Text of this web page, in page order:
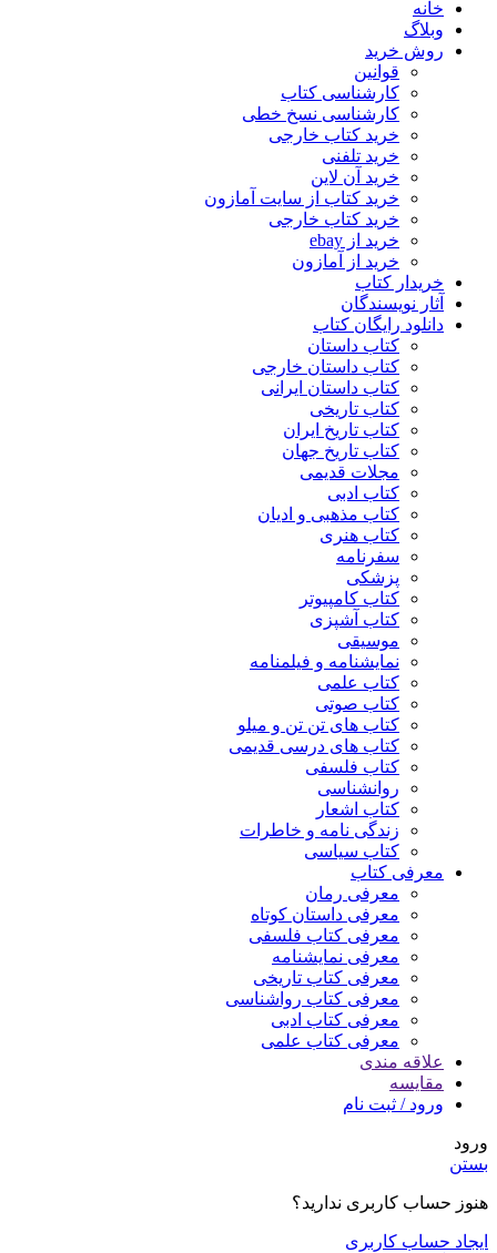
خانه
وبلاگ
روش خرید
قوانین
کارشناسی کتاب
کارشناسی نسخ خطی
خرید کتاب خارجی
خرید تلفنی
خرید آن لاین
خرید کتاب از سایت آمازون
خرید کتاب خارجی
خرید از ebay
خرید از آمازون
خریدار کتاب
آثار نویسندگان
دانلود رایگان کتاب
کتاب داستان
کتاب داستان خارجی
کتاب داستان ایرانی
کتاب تاریخی
کتاب تاریخ ایران
کتاب تاریخ جهان
مجلات قدیمی
کتاب ادبی
کتاب مذهبی و ادیان
کتاب هنری
سفرنامه
پزشکی
کتاب کامپیوتر
کتاب آشپزی
موسیقی
نمایشنامه و فیلمنامه
کتاب علمی
کتاب صوتی
کتاب های تن تن و میلو
کتاب های درسی قدیمی
کتاب فلسفی
روانشناسی
کتاب اشعار
زندگی نامه و خاطرات
کتاب سیاسی
معرفی کتاب
معرفی رمان
معرفی داستان کوتاه
معرفی کتاب فلسفی
معرفی نمایشنامه
معرفی کتاب تاریخی
معرفی کتاب رواشناسی
معرفی کتاب ادبی
معرفی کتاب علمی
علاقه مندی
مقایسه
ورود / ثبت نام
ورود
بستن
هنوز حساب کاربری ندارید؟
ایجاد حساب کاربری